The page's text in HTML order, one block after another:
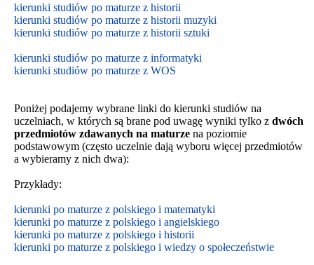
kierunki studiów po maturze z historii
kierunki studiów po maturze z historii muzyki
kierunki studiów po maturze z historii sztuki
kierunki studiów po maturze z informatyki
kierunki studiów po maturze z WOS
Poniżej podajemy wybrane linki do kierunki studiów na
uczelniach, w których są brane pod uwagę wyniki tylko z dwóch
przedmiotów zdawanych na maturze na poziomie
podstawowym (często uczelnie dają wyboru więcej przedmiotów
a wybieramy z nich dwa):
Przykłady:
kierunki po maturze z polskiego i matematyki
kierunki po maturze z polskiego i angielskiego
kierunki po maturze z polskiego i historii
kierunki po maturze z polskiego i wiedzy o społeczeństwie